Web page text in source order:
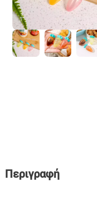
Περιγραφή